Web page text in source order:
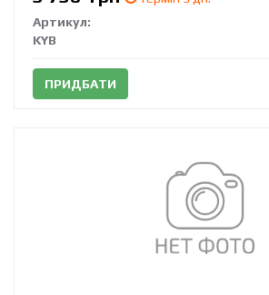
Артикул:
KYB
ПРИДБАТИ